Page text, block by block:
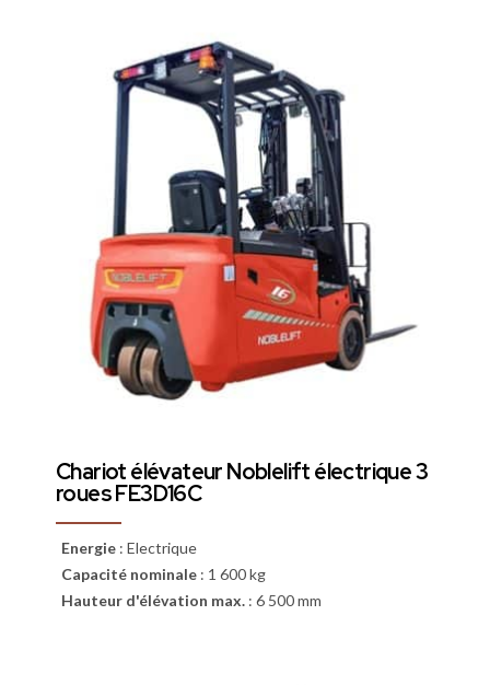
est conçue pour répondre à chaque besoin spécifique. Notre
expertise assure que chaque chariot est optimisé pour une
efficacité maximale, tout en respectant les normes
environnementales les plus strictes. Pour ceux qui
recherchent une solution adaptée à des environnements plus
exigeants ou extérieurs, nous proposons également une
chariots élévateurs thermiques
, combinant
puissance et durabilité.
Chariot élévateur Noblelift électrique 3
roues FE3D16C
Energie : Electrique
Capacité nominale : 1 600 kg
Hauteur d'élévation max. : 6 500 mm